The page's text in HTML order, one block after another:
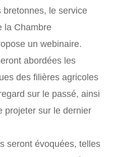
le service
la Chambre
un webinaire.
abordées les
des filières agricoles
sur le passé, ainsi
projeter sur le dernier
seront évoquées, telles